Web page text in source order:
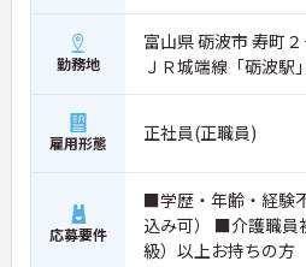
勤務地
富山県 砺波市 寿町２
ＪＲ城端線「砺波駅
雇用形態 正社員(正職員)
応募要件
■学歴・年齢・経験
込み可） ■介護職員
級）以上お持ちの方